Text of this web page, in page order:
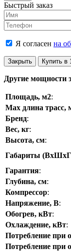
Быстрый заказ
Я согласен на
Закрыть Купить в
Другие мощности
Площадь, м2:
Max длина трасс,
Бренд:
Вес, кг:
Высота, см:
Габариты
Гарантия:
Глубина, см:
Компрессор:
Напряжение, В:
Обогрев, кВт:
Охлаждение, кВт:
Потребление при
Потребление при